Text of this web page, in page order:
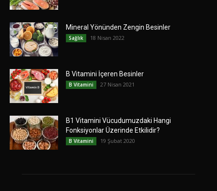
Mineral Yönünden Zengin Besinler
Sağlık 18 Nisan 2022
B Vitamini İçeren Besinler
B Vitamini 27 Nisan 2021
B1 Vitamini Vücudumuzdaki Hangi
Fonksiyonlar Üzerinde Etkilidir?
B Vitamini 19 Şubat 2020